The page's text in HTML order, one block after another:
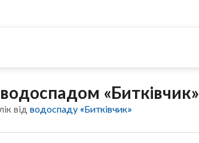
«Битківчик»
відводоспаду «Битківчик»